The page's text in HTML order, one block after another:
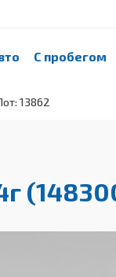
С пробегом
13862